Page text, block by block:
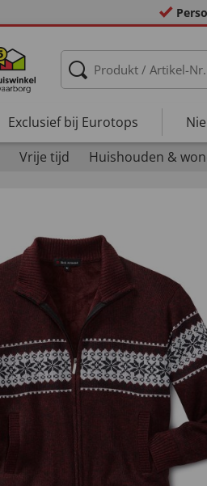
Exclusief bij Eurotops
Vrije tijd Huishouden &